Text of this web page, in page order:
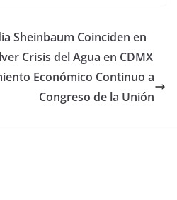
Sheinbaum Coinciden en
Crisis del Agua en CDMX
Económico Continuo a
Congreso de la Unión